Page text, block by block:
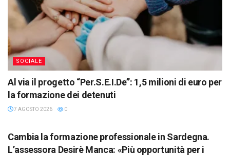
SOCIALE
Al via il progetto “Per.S.E.I.De”: 1,5 milioni di euro per
la formazione dei detenuti
7 AGOSTO 2026 0
Cambia la formazione professionale in Sardegna.
L’assessora Desirè Manca: «Più opportunità per i